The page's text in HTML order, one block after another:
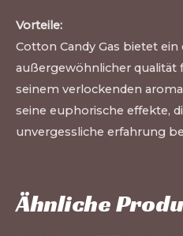
Vorteile:
Cotton Candy Gas bietet
außergewöhnlicher qualität
seinem verlockenden
seine euphorische effekte,
unvergessliche erfahrung
Ähnliche